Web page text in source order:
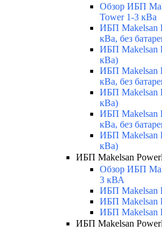
Обзор ИБП
Tower 1-3 кВа
ИБП Makelsan
кВа, без
ИБП Makelsan
кВа)
ИБП Makelsan
кВа, без
ИБП Makelsan
кВа)
ИБП Makelsan
кВа, без
ИБП Makelsan
кВа)
ИБП Makelsan
Обзор ИБП
3 кВА
ИБП Makelsan
ИБП Makelsan
ИБП Makelsan
ИБП Makelsan